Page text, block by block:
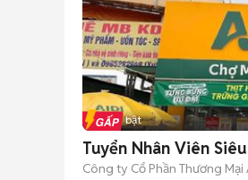
Tin nổi bật
Tuyển Nhân Viên
Công ty Cổ Phần Thương Mại